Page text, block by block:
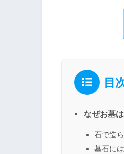
目
なぜお墓
石で造
墓石に